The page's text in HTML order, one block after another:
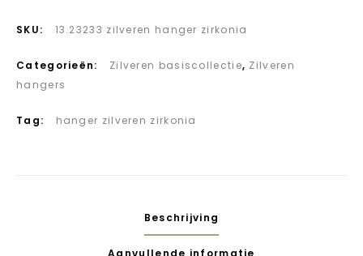
SKU: 13.23233 zilveren hanger zirkonia
Categorieën: Zilveren basiscollectie, Zilveren
hangers
Tag: hanger zilveren zirkonia
Beschrijving